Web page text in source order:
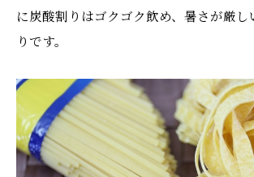
に炭酸割りはゴクゴク飲め、暑さが厳し
りです。